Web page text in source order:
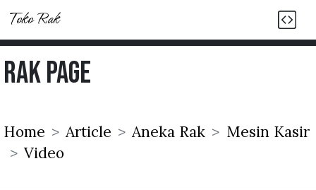
Toko Rak
Rak Page
Home Article Aneka Rak
Mesin Kasir
Video